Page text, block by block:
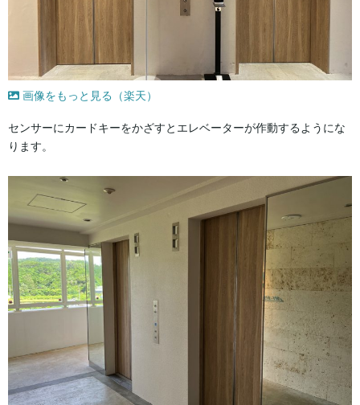
画像をもっと見る（楽天）
センサーにカードキーをかざすとエレベーターが作動するようにな
ります。